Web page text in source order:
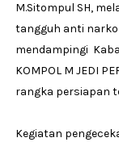
M.Sitompul SH,
tangguh anti
mendampingi
KOMPOL M JEDI
rangka persiapan
Kegiatan